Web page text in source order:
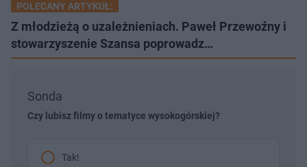
POLECANY ARTYKUŁ:
Z młodzieżą o uzależnieniach. Paweł Przewoźny i
stowarzyszenie Szansa poprowadz…
Sonda
Czy lubisz filmy o tematyce wysokogórskiej?
Tak!